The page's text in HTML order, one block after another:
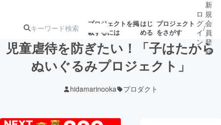
プロジェクトを掲
載するには
はじ
める
プロジェクト
をさがす
ジェクト
募集終了が近いプ
ロジェクト
ロ
グ
イ
ン
/
新
規
会
員
登
録
児童虐待を防ぎたい！「子はたから
ぬいぐるみプロジェクト」
hidamarinooka プロダクト